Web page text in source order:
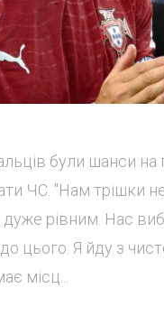
були шанси на
ЧС. "Нам трішки
дуже рівним. Нас
цього. Я йду з
місц...